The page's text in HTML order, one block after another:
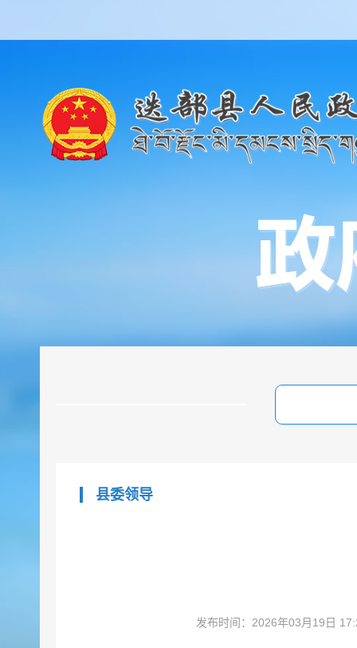
县委领导
发布时间：2026年03月19日